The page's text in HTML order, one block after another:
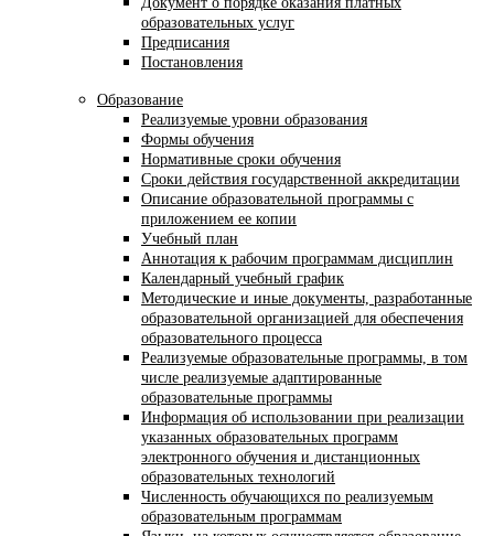
образовательных услуг
Предписания
Постановления
Образование
Реализуемые уровни образования
Формы обучения
Нормативные сроки обучения
Сроки действия государственной аккредитации
Описание образовательной программы с
приложением ее копии
Учебный план
Аннотация к рабочим программам дисциплин
Календарный учебный график
Методические и иные документы, разработанные
образовательной организацией для обеспечения
образовательного процесса
Реализуемые образовательные программы, в том
числе реализуемые адаптированные
образовательные программы
Информация об использовании при реализации
указанных образовательных программ
электронного обучения и дистанционных
образовательных технологий
Численность обучающихся по реализуемым
образовательным программам